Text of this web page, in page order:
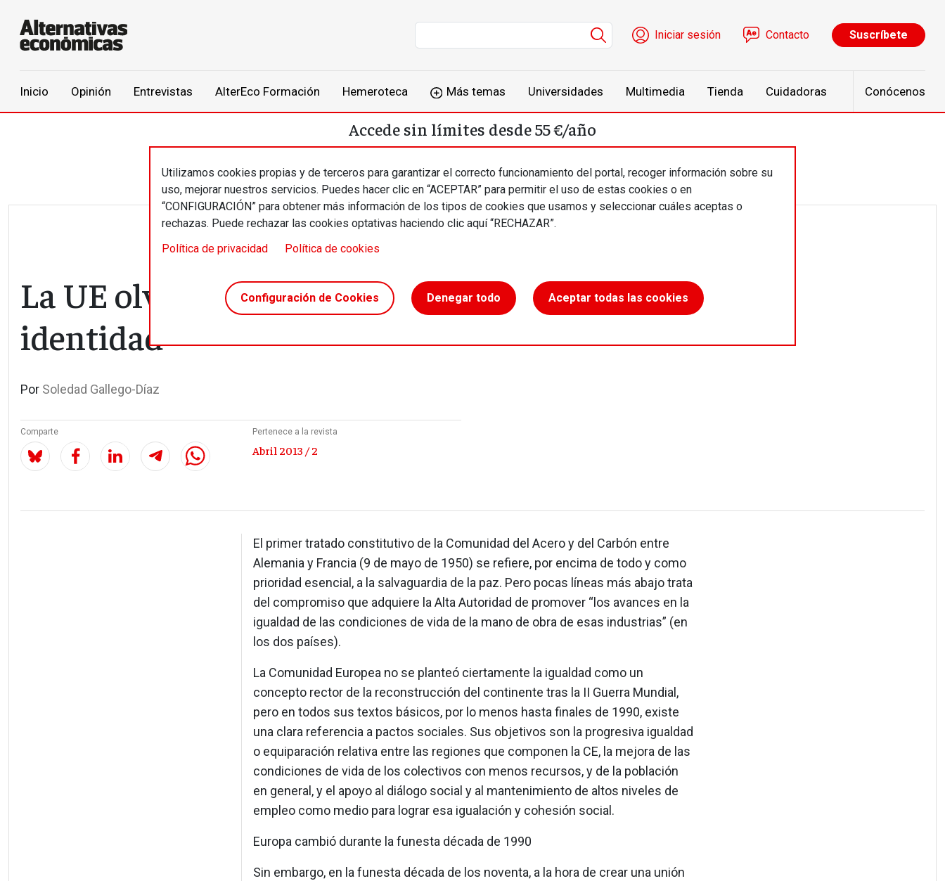
Menú de cuenta de usuario
Iniciar sesión Contacto Suscríbete
Inicio Opinión Entrevistas AlterEco Formación Hemeroteca Más temas Universidades Multimedia Tienda Cuidadoras Conócenos
Utilizamos cookies propias y de terceros para garantizar el correcto funcionamiento del portal, recoger información sobre su
uso, mejorar nuestros servicios. Puedes hacer clic en “ACEPTAR” para permitir el uso de estas cookies o en
“CONFIGURACIÓN” para obtener más información de los tipos de cookies que usamos y seleccionar cuáles aceptas o
rechazas. Puede rechazar las cookies optativas haciendo clic aquí “RECHAZAR”.
Política de privacidad
Política de cookies
Configuración de Cookies Denegar todo Aceptar todas las cookies
Accede sin límites desde 55 €/año
La UE olvida una seña de
identidad
Por Soledad Gallego-Díaz
Comparte Pertenece a la revista
Abril 2013 / 2
El primer tratado constitutivo de la Comunidad del Acero y del Carbón entre
Alemania y Francia (9 de mayo de 1950) se refiere, por encima de todo y como
prioridad esencial, a la salvaguardia de la paz. Pero pocas líneas más abajo trata
del compromiso que adquiere la Alta Autoridad de promover “los avances en la
igualdad de las condiciones de vida de la mano de obra de esas industrias” (en
los dos países).
La Comunidad Europea no se planteó ciertamente la igualdad como un
concepto rector de la reconstrucción del continente tras la II Guerra Mundial,
pero en todos sus textos básicos, por lo menos hasta finales de 1990, existe
una clara referencia a pactos sociales. Sus objetivos son la progresiva igualdad
o equiparación relativa entre las regiones que componen la CE, la mejora de las
condiciones de vida de los colectivos con menos recursos, y de la población
en general, y el apoyo al diálogo social y al mantenimiento de altos niveles de
empleo como medio para lograr esa igualación y cohesión social.
Europa cambió durante la funesta década de 1990
Sin embargo, en la funesta década de los noventa, a la hora de crear una unión